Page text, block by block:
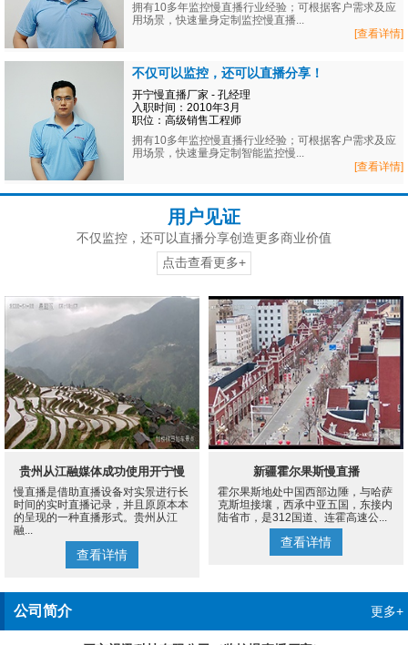
拥有10多年监控慢直播行业经验；可根据客户需求及应
用场景，快速量身定制监控慢直播...
[查看详情]
不仅可以监控，还可以直播分享！
开宁慢直播厂家 - 孔经理
入职时间：2010年3月
职位：高级销售工程师
拥有10多年监控慢直播行业经验；可根据客户需求及应
用场景，快速量身定制智能监控慢...
[查看详情]
用户见证
不仅监控，还可以直播分享创造更多商业价值
点击查看更多+
贵州从江融媒体成功使用开宁慢
直播设备案例
慢直播是借助直播设备对实景进行长
时间的实时直播记录，并且原原本本
的呈现的一种直播形式。贵州从江
融...
查看详情
新疆霍尔果斯慢直播
霍尔果斯地处中国西部边陲，与哈萨
克斯坦接壤，西承中亚五国，东接内
陆省市，是312国道、连霍高速公...
查看详情
公司简介 更多+